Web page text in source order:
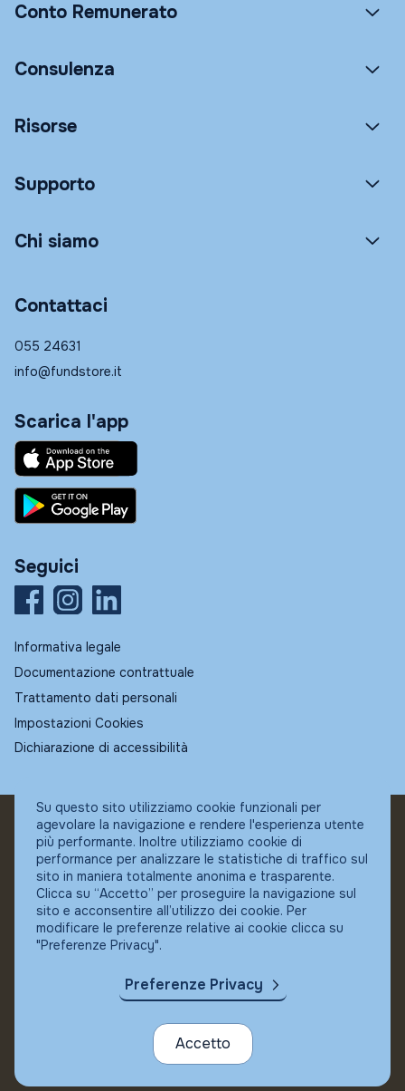
Conto Remunerato
Consulenza
Risorse
Supporto
Chi siamo
Contattaci
055 24631
info@fundstore.it
Scarica l'app
Seguici
Informativa legale
Documentazione contrattuale
Trattamento dati personali
Impostazioni Cookies
Dichiarazione di accessibilità
© Fundstore
Collocatore autorizzato:
Banca Ifigest SpA
P.Iva: 04337180485
Su questo sito utilizziamo cookie funzionali per
agevolare la navigazione e rendere l'esperienza utente
più performante. Inoltre utilizziamo cookie di
performance per analizzare le statistiche di traffico sul
sito in maniera totalmente anonima e trasparente.
Clicca su “Accetto” per proseguire la navigazione sul
sito e acconsentire all’utilizzo dei cookie. Per
modificare le preferenze relative ai cookie clicca su
"Preferenze Privacy".
Preferenze Privacy
Accetto